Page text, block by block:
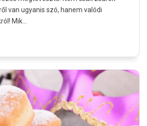
van ugyanis szó, hanem valódi
Mik...